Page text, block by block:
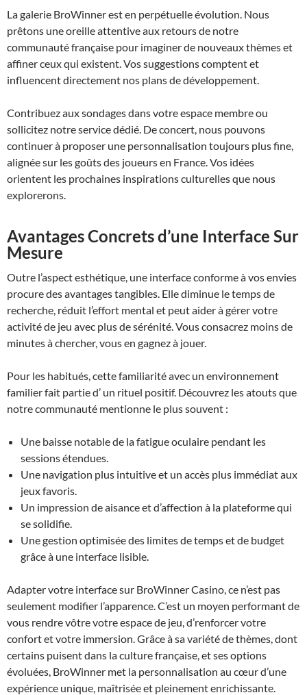
La galerie BroWinner est en perpétuelle évolution. Nous
prêtons une oreille attentive aux retours de notre
communauté française pour imaginer de nouveaux thèmes et
affiner ceux qui existent. Vos suggestions comptent et
influencent directement nos plans de développement.
Contribuez aux sondages dans votre espace membre ou
sollicitez notre service dédié. De concert, nous pouvons
continuer à proposer une personnalisation toujours plus fine,
alignée sur les goûts des joueurs en France. Vos idées
orientent les prochaines inspirations culturelles que nous
explorerons.
Avantages Concrets d’une Interface Sur
Mesure
Outre l’aspect esthétique, une interface conforme à vos envies
procure des avantages tangibles. Elle diminue le temps de
recherche, réduit l’effort mental et peut aider à gérer votre
activité de jeu avec plus de sérénité. Vous consacrez moins de
minutes à chercher, vous en gagnez à jouer.
Pour les habitués, cette familiarité avec un environnement
familier fait partie d’ un rituel positif. Découvrez les atouts que
notre communauté mentionne le plus souvent :
Une baisse notable de la fatigue oculaire pendant les
sessions étendues.
Une navigation plus intuitive et un accès plus immédiat aux
jeux favoris.
Un impression de aisance et d’affection à la plateforme qui
se solidifie.
Une gestion optimisée des limites de temps et de budget
grâce à une interface lisible.
Adapter votre interface sur BroWinner Casino, ce n’est pas
seulement modifier l’apparence. C’est un moyen performant de
vous rendre vôtre votre espace de jeu, d’renforcer votre
confort et votre immersion. Grâce à sa variété de thèmes, dont
certains puisent dans la culture française, et ses options
évoluées, BroWinner met la personnalisation au cœur d’une
expérience unique, maîtrisée et pleinement enrichissante.